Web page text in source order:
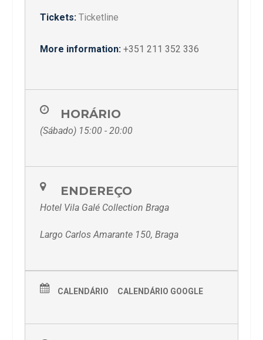
Tickets: Ticketline
More information: +351 211 352 336
HORÁRIO
(Sábado) 15:00 - 20:00
ENDEREÇO
Hotel Vila Galé Collection Braga
Largo Carlos Amarante 150, Braga
CALENDÁRIO CALENDÁRIO GOOGLE